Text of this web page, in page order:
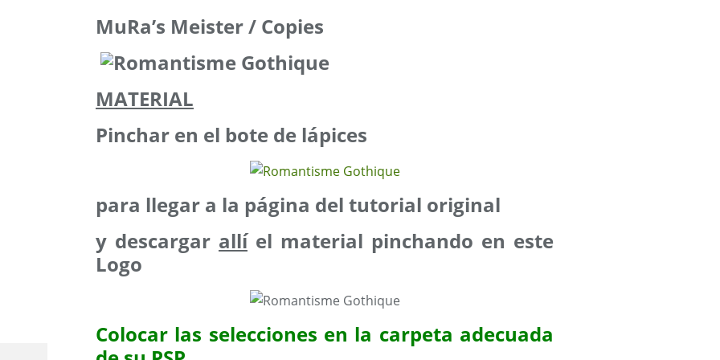
MuRa’s Meister / Copies
MATERIAL
Pinchar en el bote de lápices
para llegar a la página del tutorial original
y descargar allíel material pinchando en este
Logo
Colocar las selecciones en la carpeta adecuada